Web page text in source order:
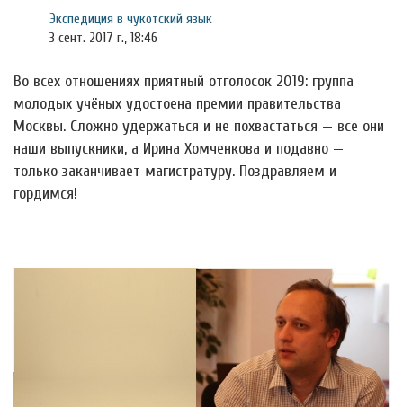
Экспедиция в чукотский язык
3 сент. 2017 г., 18:46
Во всех отношениях приятный отголосок 2019: группа
молодых учёных удостоена премии правительства
Москвы. Сложно удержаться и не похвастаться — все они
наши выпускники, а Ирина Хомченкова и подавно —
только заканчивает магистратуру. Поздравляем и
гордимся!